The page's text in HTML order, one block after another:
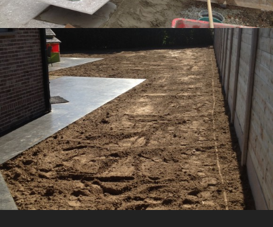
VOLLEDIGE OPKUIS VAN TUIN MET
NIEUWE AFSLUITING EN GAZON